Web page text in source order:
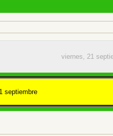
viernes, 21
septiembre